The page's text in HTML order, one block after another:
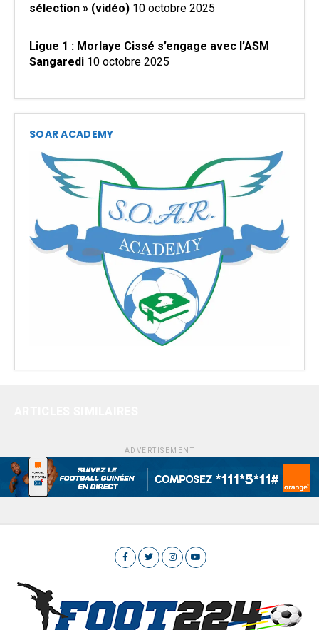
sélection » (vidéo) 10 octobre 2025
Ligue 1 : Morlaye Cissé s’engage avec l’ASM
Sangaredi 10 octobre 2025
SOAR ACADEMY
ADVERTISEMENT